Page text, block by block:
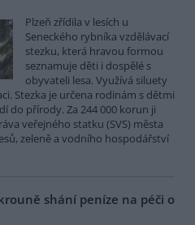
Plzeň zřídila v lesích u
Seneckého rybníka vzdělávací
stezku, která hravou formou
seznamuje děti i dospělé s
obyvateli lesa. Využívá siluety
Stezka je určena rodinám s dětmi
do přírody. Za 244 000 korun ji
veřejného statku (SVS) města
zeleně a vodního hospodářství
shání peníze na péči o